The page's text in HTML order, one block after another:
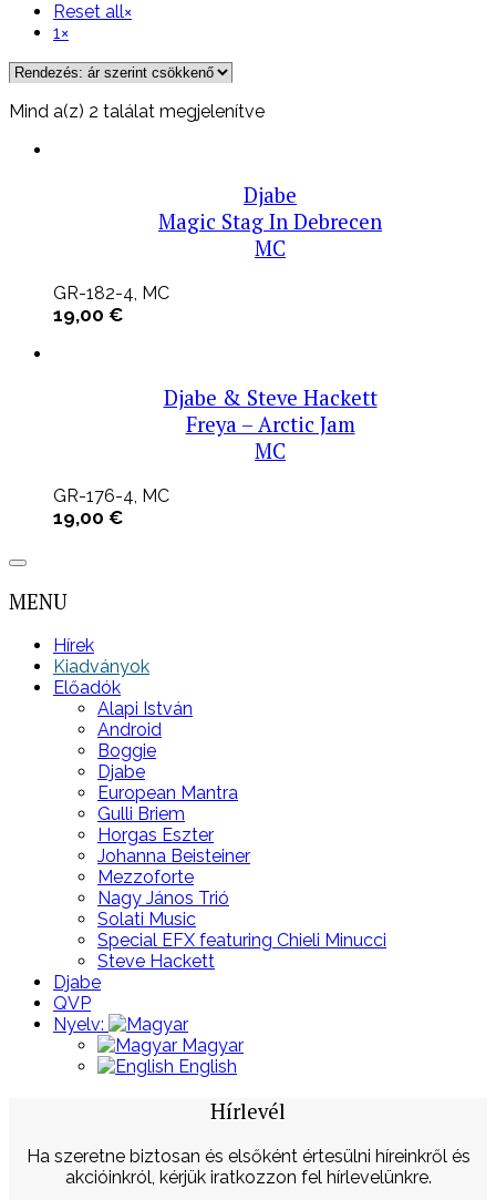
Reset all×
1×
Mind a(z) 2 találat megjelenítveSorted
to
low
Djabe
Magic Stag In Debrecen
MC
GR-182-4, MC
19,00 €
Djabe & Steve Hackett
Freya – Arctic Jam
MC
GR-176-4, MC
19,00 €
MENU
Hírek
Kiadványok
Előadók
Alapi István
Android
Boggie
Djabe
European Mantra
Gulli Briem
Horgas Eszter
Johanna Beisteiner
Mezzoforte
Nagy János Trió
Solati Music
Special EFX featuring Chieli Minucci
Steve Hackett
Djabe
QVP
Nyelv:
Magyar
English
Hírlevél
Ha szeretne biztosan és elsőként értesülni híreinkről és
akcióinkról, kérjük iratkozzon fel hírlevelünkre.